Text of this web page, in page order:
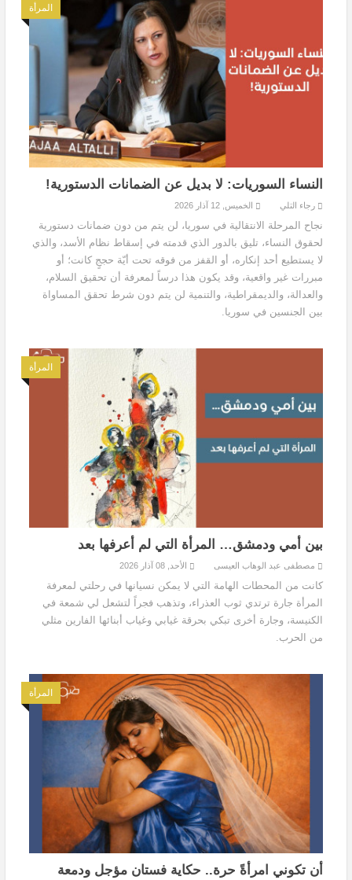
المرأة
النساء السوريات: لا بديل عن الضمانات الدستورية!
رجاء التلي الخميس, 12 آذار 2026
نجاح المرحلة الانتقالية في سوريا، لن يتم من دون ضمانات دستورية
لحقوق النساء، تليق بالدور الذي قدمته في إسقاط نظام الأسد، والذي
لا يستطيع أحد إنكاره، أو القفز من فوقه تحت أيّة حججٍ كانت؛ أو
مبررات غير واقعية، وقد يكون هذا درساً لمعرفة أن تحقيق السلام،
والعدالة، والديمقراطية، والتنمية لن يتم دون شرط تحقق المساواة
بين الجنسين في سوريا.
المرأة
بين أمي ودمشق… المرأة التي لم أعرفها بعد
مصطفى عبد الوهاب العيسى الأحد, 08 آذار 2026
كانت من المحطات الهامة التي لا يمكن نسيانها في رحلتي لمعرفة
المرأة جارة ترتدي ثوب العذراء، وتذهب فجراً لتشعل لي شمعة في
الكنيسة، وجارة أخرى تبكي بحرقة غيابي وغياب أبنائها الفارين مثلي
من الحرب.
المرأة
أن تكوني امرأةً حرة.. حكاية فستان مؤجل ودمعة